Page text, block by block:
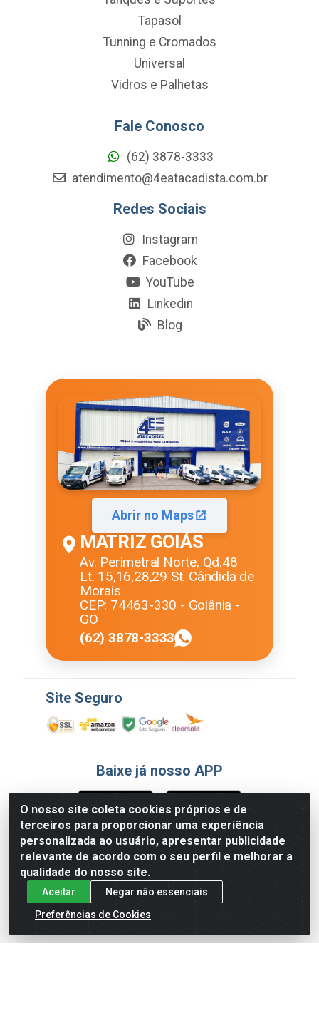
O nosso site coleta cookies próprios e de
terceiros para proporcionar uma experiência
personalizada ao usuário, apresentar publicidade
relevante de acordo com o seu perfil e melhorar a
qualidade do nosso site.
Aceitar
Negar não essenciais
Preferências de Cookies
Tapasol
Tunning e Cromados
Universal
Vidros e Palhetas
Fale Conosco
(62) 3878-3333
atendimento@4eatacadista.com.br
Redes Sociais
Instagram
Facebook
YouTube
Linkedin
Blog
Abrir no Maps
MATRIZ GOIÁS
Av. Perimetral Norte, Qd.48
Lt. 15,16,28,29 St. Cândida de
Morais
CEP: 74463-330 - Goiânia -
GO
(62) 3878-3333
Site Seguro
Baixe já nosso APP
Formas de Pagamento